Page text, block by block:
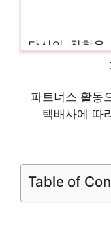
당신의 취향
품절임박! 지
당신만의 독
파트너스 활동
택배사에 따
Table of